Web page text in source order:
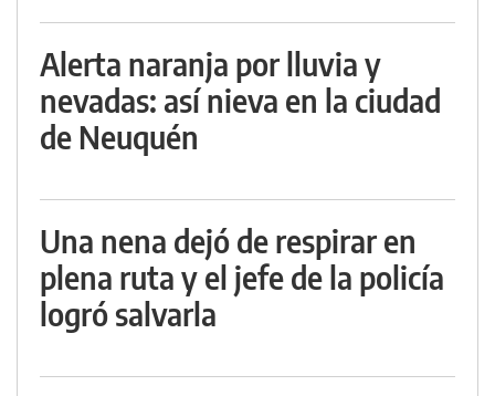
Alerta naranja por lluvia y
nevadas: así nieva en la ciudad
de Neuquén
Una nena dejó de respirar en
plena ruta y el jefe de la policía
logró salvarla